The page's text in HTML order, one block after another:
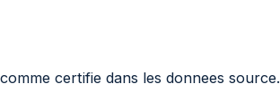
certifie dans les donnees source.